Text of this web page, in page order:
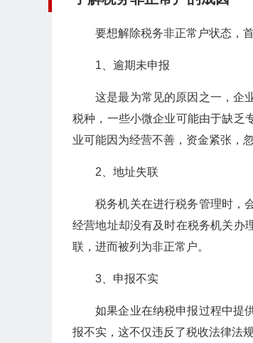
要想解除税务非正常户状态，
1、逾期未申报
这是最为常见的原因之一，企
税种，一些小微企业可能由于缺乏
业可能因为经营不善，资金紧张，
2、地址失联
税务机关在进行税务管理时，
经营地址却没有及时在税务机关办
联，进而被列为非正常户。
3、申报不实
如果企业在纳税申报过程中提
报不实，这不仅违反了税收法律法